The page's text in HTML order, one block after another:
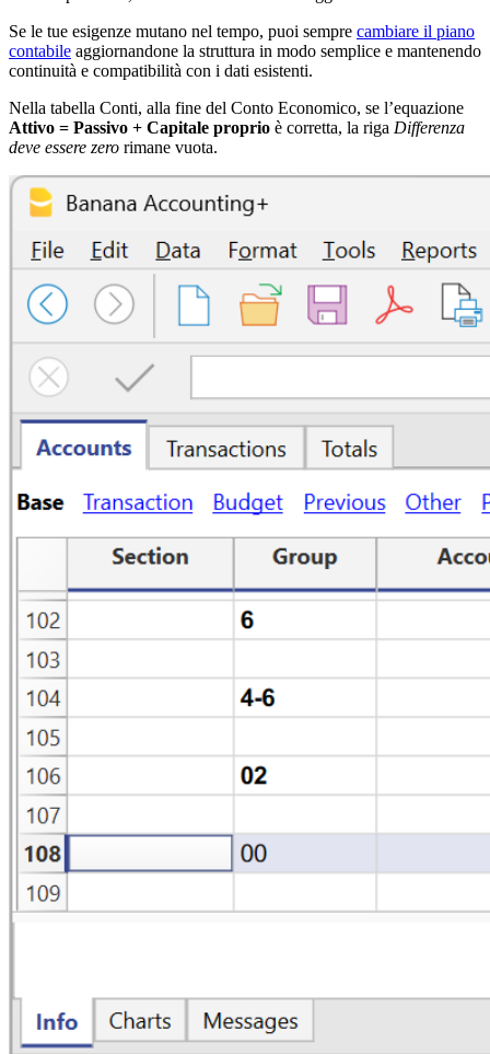
Se le tue esigenze mutano nel tempo, puoi sempre cambiare il piano
contabile aggiornandone la struttura in modo semplice e mantenendo
continuità e compatibilità con i dati esistenti.
Nella tabella Conti, alla fine del Conto Economico, se l’equazione
Attivo = Passivo + Capitale proprio è corretta, la riga Differenza
deve essere zero rimane vuota.